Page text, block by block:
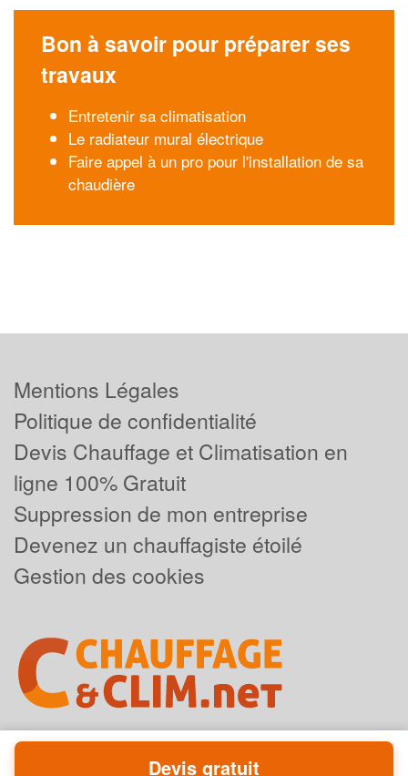
Bon à savoir pour préparer ses
travaux
Entretenir sa climatisation
Le radiateur mural électrique
Faire appel à un pro pour l'installation de sa
chaudière
Mentions Légales
Politique de confidentialité
Devis Chauffage et Climatisation en
ligne 100% Gratuit
Suppression de mon entreprise
Devenez un chauffagiste étoilé
Gestion des cookies
Devis gratuit